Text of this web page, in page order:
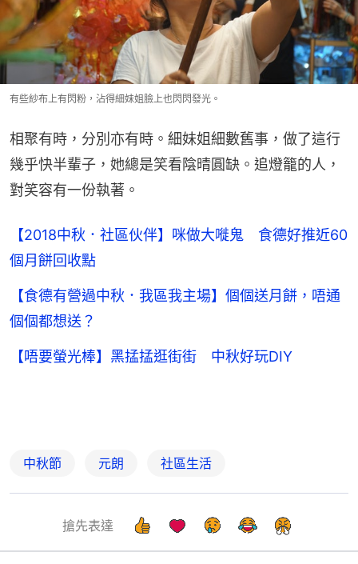
有些紗布上有閃粉，沾得細妹姐臉上也閃閃發光。
相聚有時，分別亦有時。細妹姐細數舊事，做了這行
幾乎快半輩子，她總是笑看陰晴圓缺。追燈籠的人，
對笑容有一份執著。
【2018中秋．社區伙伴】咪做大嘥鬼 食德好推近60
個月餅回收點
【食德有營過中秋．我區我主場】個個送月餅，唔通
個個都想送？
【唔要螢光棒】黑掹掹逛街街 中秋好玩DIY
中秋節 元朗 社區生活
搶先表達